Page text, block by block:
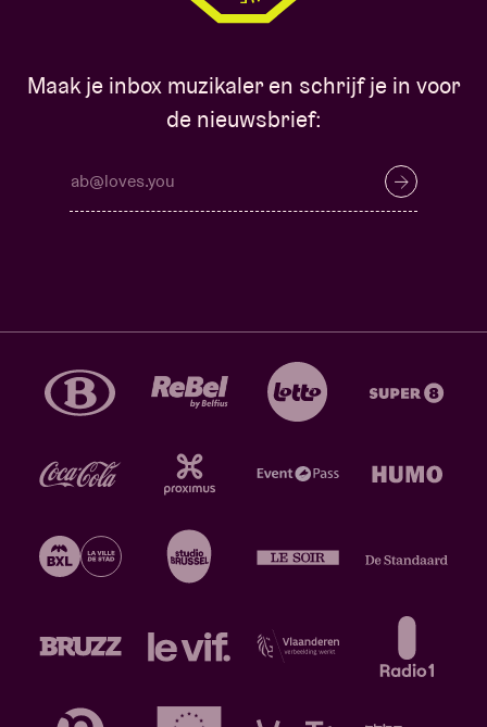
Maak je inbox muzikaler en schrijf je in voor
de nieuwsbrief: